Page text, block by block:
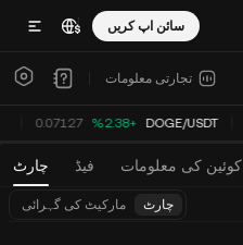
سائن اپ کریں
تجارتی معلومات
DOGE/USDT
‮+‭2.38‬%‬
0.07127
چارٹ فیڈ کوئین کی معلومات
چارٹ مارکیٹ کی گہرائی